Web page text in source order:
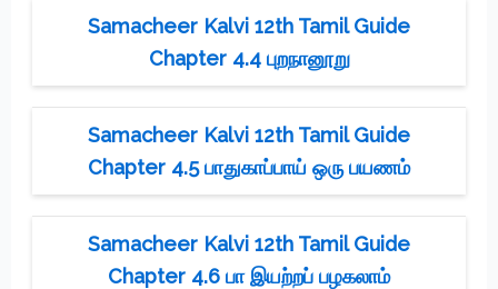
Samacheer Kalvi 12th Tamil Guide
Chapter 4.4 புறநானூறு
Samacheer Kalvi 12th Tamil Guide
Chapter 4.5 பாதுகாப்பாய் ஒரு பயணம்
Samacheer Kalvi 12th Tamil Guide
Chapter 4.6 பா இயற்றப் பழகலாம்